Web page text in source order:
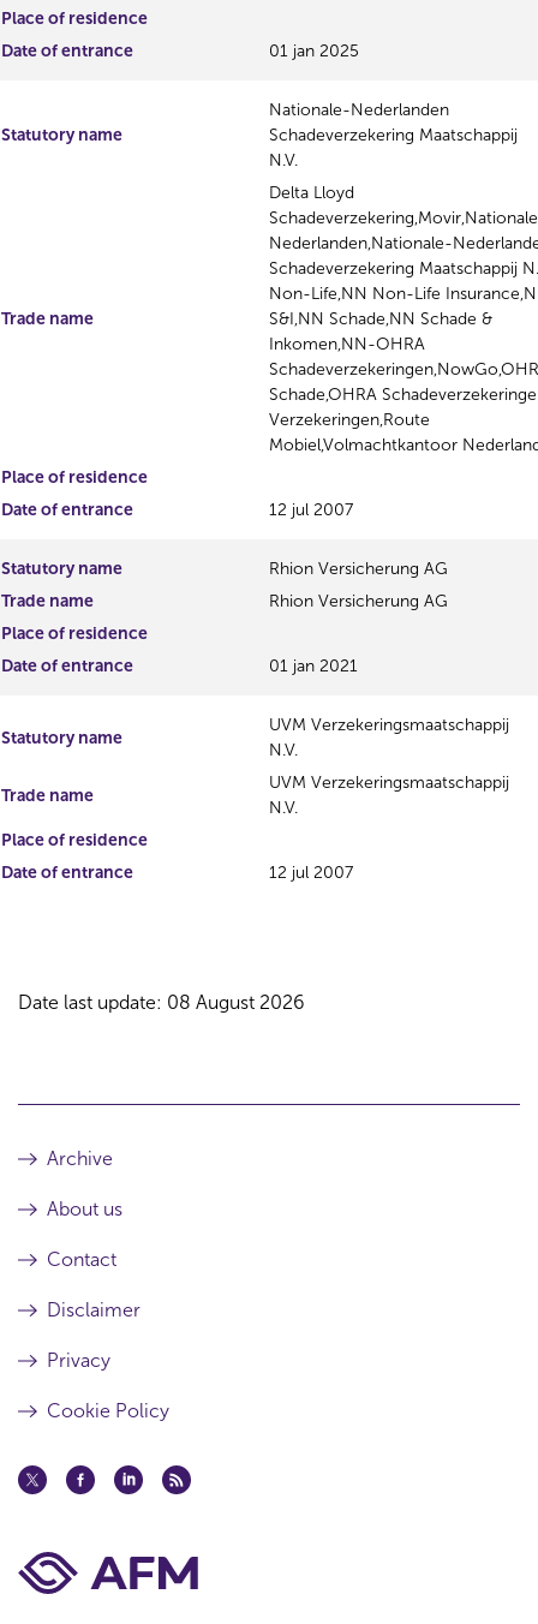
Place of residence
Date of entrance
01 jan 2025
Statutory name
Nationale-Nederlanden
Schadeverzekering Maatschappij
N.V.
Trade name
Delta Lloyd
Nederlanden,Nationale-
Schadeverzekering Maatschappij
Non-Life,NN Non-Life
S&I,NN Schade,NN Schade &
Inkomen,NN-OHRA
Schade,OHRA
Verzekeringen,Route
Mobiel,Volmachtkantoor
Place of residence
Date of entrance
12 jul 2007
Statutory name
Rhion Versicherung AG
Trade name
Rhion Versicherung AG
Place of residence
Date of entrance
01 jan 2021
Statutory name
UVM Verzekeringsmaatschappij
N.V.
Trade name
UVM Verzekeringsmaatschappij
N.V.
Place of residence
Date of entrance
12 jul 2007
Date last update: 08 August 2026
Archive
About us
Contact
Disclaimer
Privacy
Cookie Policy